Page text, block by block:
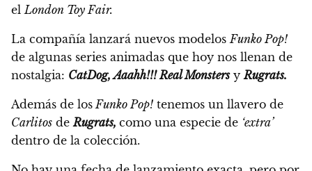
elLondon Toy Fair.
La compañía lanzará nuevos modelosFunko Pop!
de algunas series animadas que hoy nos llenan de
nostalgia: CatDog, Aaahh!!! Real MonstersyRugrats.
Además de losFunko Pop! tenemos un llavero de
Carlitos deRugrats, como una especie de ‘extra’
dentro de la colección.